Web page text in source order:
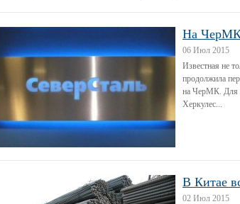
На ЧерМК
06 Июл 2015
Известная не
продолжила
на ЧерМК. Для
Херкулес...
В Китае
02 Июл 2015